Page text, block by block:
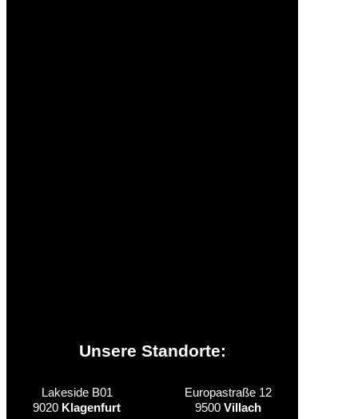
Unsere Standorte:
Lakeside B01
9020 Klagenfurt
Europastraße 12
9500 Villach